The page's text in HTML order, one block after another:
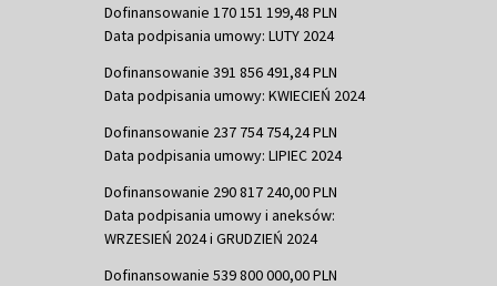
Dofinansowanie 170 151 199,48 PLN
Data podpisania umowy: LUTY 2024
Dofinansowanie 391 856 491,84 PLN
Data podpisania umowy: KWIECIEŃ 2024
Dofinansowanie 237 754 754,24 PLN
Data podpisania umowy: LIPIEC 2024
Dofinansowanie 290 817 240,00 PLN
Data podpisania umowy i aneksów:
WRZESIEŃ 2024 i GRUDZIEŃ 2024
Dofinansowanie 539 800 000,00 PLN